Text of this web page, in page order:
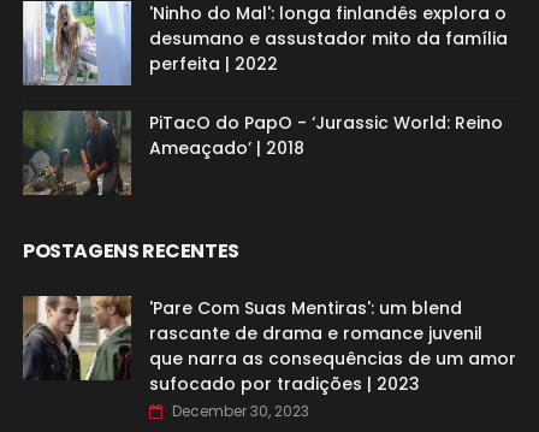
'Ninho do Mal': longa finlandês explora o
desumano e assustador mito da família
perfeita | 2022
PiTacO do PapO - ‘Jurassic World: Reino
Ameaçado’ | 2018
POSTAGENS RECENTES
'Pare Com Suas Mentiras': um blend
rascante de drama e romance juvenil
que narra as consequências de um amor
sufocado por tradições | 2023
December 30, 2023